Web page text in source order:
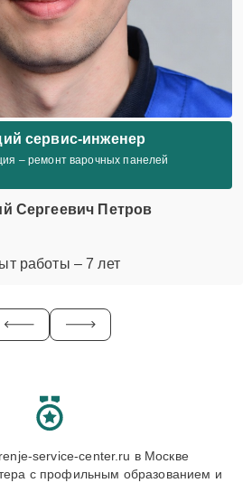
сервис-инженер
– ремонт варочных панелей
Сергеевич Петров
работы – 7 лет
service-center.ru в Москве
с профильным образованием и